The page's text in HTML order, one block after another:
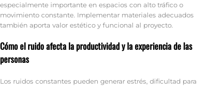
especialmente importante en espacios con alto tráfico o
movimiento constante. Implementar materiales adecuados
también aporta valor estético y funcional al proyecto.
Cómo el ruido afecta la productividad y la experiencia de las
personas
Los ruidos constantes pueden generar estrés, dificultad para